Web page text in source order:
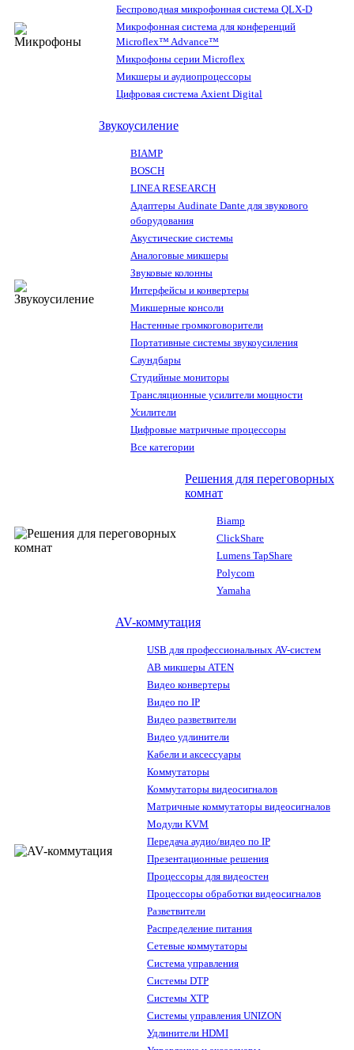
Беспроводная микрофонная система QLX-D
Микрофонная система для конференций
Microflex™ Advance™
Микрофоны серии Microflex
Микшеры и аудиопроцессоры
Цифровая система Axient Digital
Звукоусиление
BIAMP
BOSCH
LINEA RESEARCH
Адаптеры Audinate Dante для звукового
оборудования
Акустические системы
Аналоговые микшеры
Звуковые колонны
Интерфейсы и конвертеры
Микшерные консоли
Настенные громкоговорители
Портативные системы звукоусиления
Саундбары
Студийные мониторы
Трансляционные усилители мощности
Усилители
Цифровые матричные процессоры
Все категории
Решения для переговорных
комнат
Biamp
ClickShare
Lumens TapShare
Polycom
Yamaha
AV-коммутация
USB для профессиональных AV-систем
АВ микшеры ATEN
Видео конвертеры
Видео по IP
Видео разветвители
Видео удлинители
Кабели и аксессуары
Коммутаторы
Коммутаторы видеосигналов
Матричные коммутаторы видеосигналов
Модули KVM
Передача аудио/видео по IP
Презентационные решения
Процессоры для видеостен
Процессоры обработки видеосигналов
Разветвители
Распределение питания
Сетевые коммутаторы
Система управления
Системы DTP
Системы XTP
Системы управления UNIZON
Удлинители HDMI